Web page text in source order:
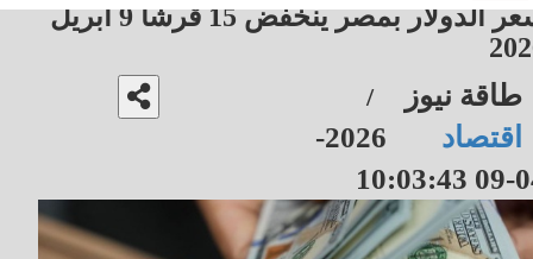
سعر الدولار بمصر ينخفض 15 قرشاً 9 أبريل
طاقة نيوز /
اقتصاد
2026-
04-09